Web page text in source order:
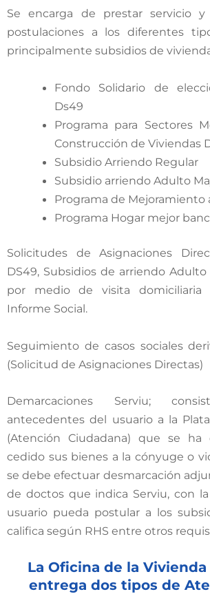
Se encarga de prestar servicio y
postulaciones a los diferentes
principalmente subsidios de
Fondo Solidario de
Ds49
Programa para Sectores
Construcción de Viviendas
Subsidio Arriendo Regular
Subsidio arriendo Adulto
Programa de Mejoramiento
Programa Hogar mejor
Solicitudes de Asignaciones
DS49, Subsidios de arriendo
por medio de visita domiciliaria
Informe Social.
Seguimiento de casos sociales
(Solicitud de Asignaciones Directas)
Demarcaciones Serviu;
antecedentes del usuario a la
(Atención Ciudadana) que se ha
cedido sus bienes a la cónyuge o
se debe efectuar desmarcación
de doctos que indica Serviu, con
usuario pueda postular a los
califica según RHS entre otros
La Oficina de la
entrega dos tipos de